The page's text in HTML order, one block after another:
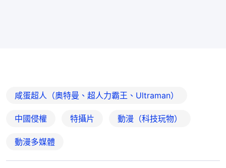
咸蛋超人（奧特曼、超人力霸王、Ultraman）
中國侵權 特攝片 動漫（科技玩物）
動漫多媒體